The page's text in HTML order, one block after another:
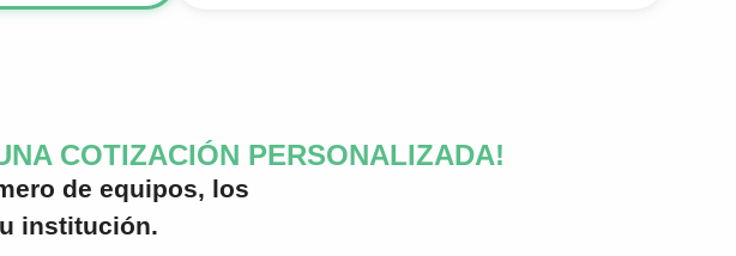
COTIZACIÓN PERSONALIZADA!
de equipos, los
institución.